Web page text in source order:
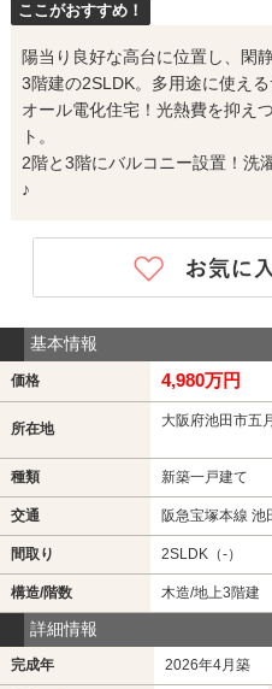
ここがおすすめ！
陽当り良好な高台に位置し、閑
3階建の2SLDK。多用途に使え
オール電化住宅！光熱費を抑え
ト。
2階と3階にバルコニー設置！洗
♪
基本情報
価格 4,980万円
所在地 大阪府池田市五
種類 新築一戸建て
交通 阪急宝塚本線 池
間取り 2SLDK（-）
構造/階数 木造/地上3階建
詳細情報
完成年 2026年4月築